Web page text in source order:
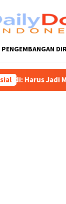
PENGEMBANGAN